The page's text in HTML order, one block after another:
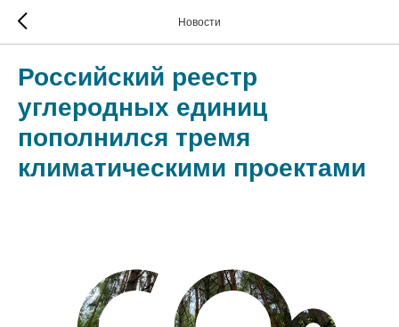
Новости
Российский реестр
углеродных единиц
пополнился тремя
климатическими проектами